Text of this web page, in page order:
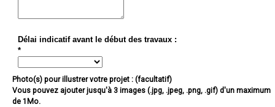
Délai indicatif avant le début des travaux :
*
Photo(s) pour illustrer votre projet : (facultatif)
Vous pouvez ajouter jusqu'à 3 images (.jpg, .jpeg, .png, .gif) d'un maximum
de 1Mo.